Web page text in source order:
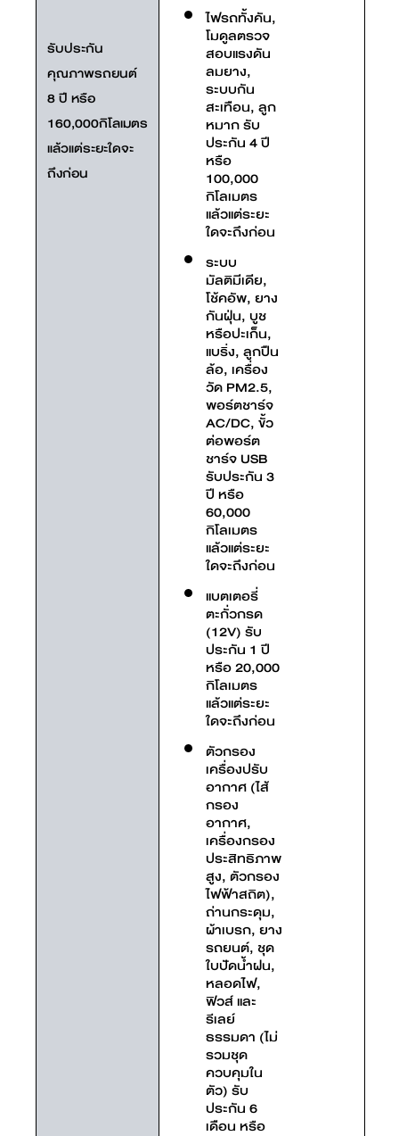
รับประกัน
คุณภาพรถยนต์
8 ปี หรือ
160,000กิโลเมตร
แล้วแต่ระยะใดจะ
ถึงก่อน
ไฟรถทั้งคัน,
โมดูลตรวจ
สอบแรงดัน
ลมยาง,
ระบบกัน
สะเทือน, ลูก
หมาก รับ
ประกัน 4 ปี
หรือ
100,000
กิโลเมตร
แล้วแต่ระยะ
ใดจะถึงก่อน
ระบบ
มัลติมีเดีย,
โช้คอัพ, ยาง
กันฝุ่น, บูช
หรือปะเก็น,
แบริ่ง, ลูกปืน
ล้อ, เครื่อง
วัด PM2.5,
พอร์ตชาร์จ
AC/DC, ขั้ว
ต่อพอร์ต
ชาร์จ USB
รับประกัน 3
ปี หรือ
60,000
กิโลเมตร
แล้วแต่ระยะ
ใดจะถึงก่อน
แบตเตอรี่
ตะกั่วกรด
(12V) รับ
ประกัน 1 ปี
หรือ 20,000
กิโลเมตร
แล้วแต่ระยะ
ใดจะถึงก่อน
ตัวกรอง
เครื่องปรับ
อากาศ (ไส้
กรอง
อากาศ,
เครื่องกรอง
ประสิทธิภาพ
สูง, ตัวกรอง
ไฟฟ้าสถิต),
ถ่านกระดุม,
ผ้าเบรก, ยาง
รถยนต์, ชุด
ใบปัดน้ำฝน,
หลอดไฟ,
ฟิวส์ และ
รีเลย์
ธรรมดา (ไม่
รวมชุด
ควบคุมใน
ตัว) รับ
ประกัน 6
เดือน หรือ